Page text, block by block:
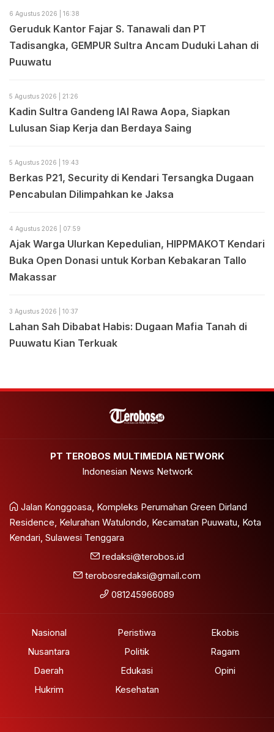
6 Agustus 2026 | 16:38
Geruduk Kantor Fajar S. Tanawali dan PT
Tadisangka, GEMPUR Sultra Ancam Duduki Lahan di
Puuwatu
5 Agustus 2026 | 21:26
Kadin Sultra Gandeng IAI Rawa Aopa, Siapkan
Lulusan Siap Kerja dan Berdaya Saing
5 Agustus 2026 | 19:43
Berkas P21, Security di Kendari Tersangka Dugaan
Pencabulan Dilimpahkan ke Jaksa
4 Agustus 2026 | 07:59
Ajak Warga Ulurkan Kepedulian, HIPPMAKOT Kendari
Buka Open Donasi untuk Korban Kebakaran Tallo
Makassar
3 Agustus 2026 | 10:37
Lahan Sah Dibabat Habis: Dugaan Mafia Tanah di
Puuwatu Kian Terkuak
PT TEROBOS MULTIMEDIA NETWORK
Indonesian News Network
Jalan Konggoasa, Kompleks Perumahan Green Dirland
Residence, Kelurahan Watulondo, Kecamatan Puuwatu, Kota
Kendari, Sulawesi Tenggara
redaksi@terobos.id
terobosredaksi@gmail.com
081245966089
Nasional
Nusantara
Daerah
Hukrim
Peristiwa
Politik
Edukasi
Kesehatan
Ekobis
Ragam
Opini